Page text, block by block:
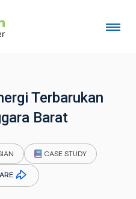
Terbarukan
Barat
CASE STUDY